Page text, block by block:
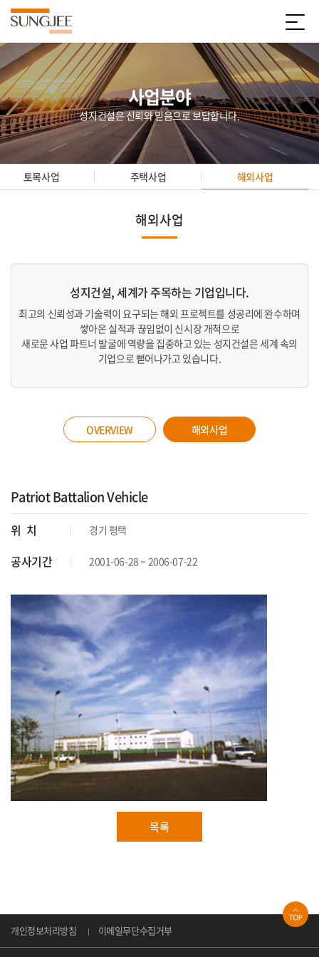
사업분야
성지건설은 신뢰와 믿음으로 보답합니다.
토목사업 주택사업 해외사업
해외사업
성지건설, 세계가 주목하는 기업입니다.
최고의 신뢰성과 기술력이 요구되는 해외 프로젝트를 성공리에 완수하며
쌓아온 실적과 끊임없이 신시장 개척으로
새로운 사업 파트너 발굴에 역량을 집중하고 있는 성지건설은 세계 속의
기업으로 뻗어나가고 있습니다.
OVERVIEW 해외사업
Patriot Battalion Vehicle
위 치 경기 평택
공사기간 2001-06-28 ~ 2006-07-22
목록
개인정보처리방침 이메일무단수집거부